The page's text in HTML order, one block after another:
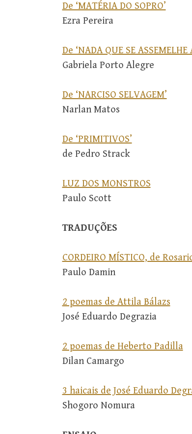
De ‘MATÉRIA DO SOPRO’
Ezra Pereira
De ‘NADA QUE SE
Gabriela Porto Alegre
De ‘NARCISO SELVAGEM’
Narlan Matos
De ‘PRIMITIVOS’
de Pedro Strack
LUZ DOS MONSTROS
Paulo Scott
TRADUÇÕES
CORDEIRO MÍSTICO, de
Paulo Damin
2 poemas de Attila Bálazs
José Eduardo Degrazia
2 poemas de Heberto Padilla
Dilan Camargo
3 haicais de José Eduardo
Shogoro Nomura